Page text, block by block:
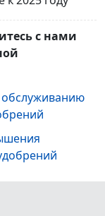
с нами